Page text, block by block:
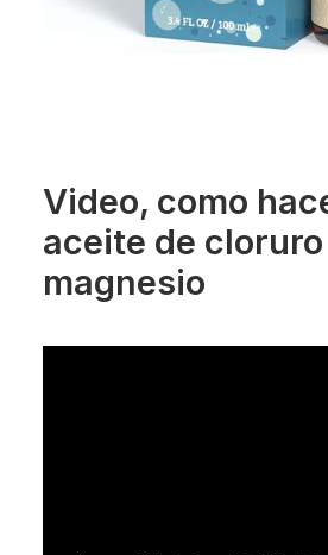
Video, como
aceite de
magnesio